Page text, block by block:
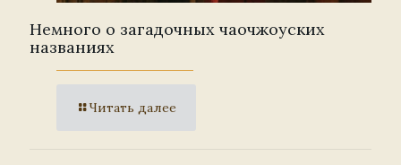
Немного о загадочных чаочжоуских
названиях
Читать далее